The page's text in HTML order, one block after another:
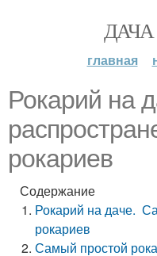
главная
Рокарий на
рокариев
Содержание
Рокарий на даче.
рокариев
Самый простой